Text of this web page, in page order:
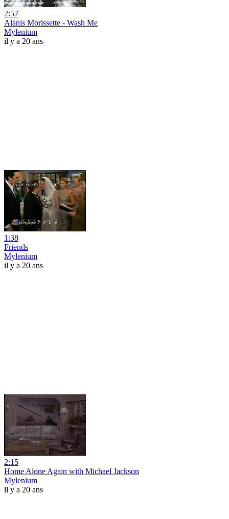
2:57
Alanis Morissette - Wash Me
Mylenium
il y a 20 ans
1:38
Friends
Mylenium
il y a 20 ans
2:15
Home Alone Again with Michael Jackson
Mylenium
il y a 20 ans